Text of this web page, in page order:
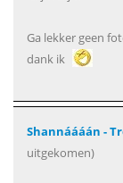
Ga lekker geen
dank ik
Shannáááán -
uitgekomen)